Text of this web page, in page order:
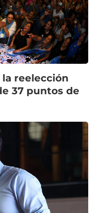
reelección
37 puntos de